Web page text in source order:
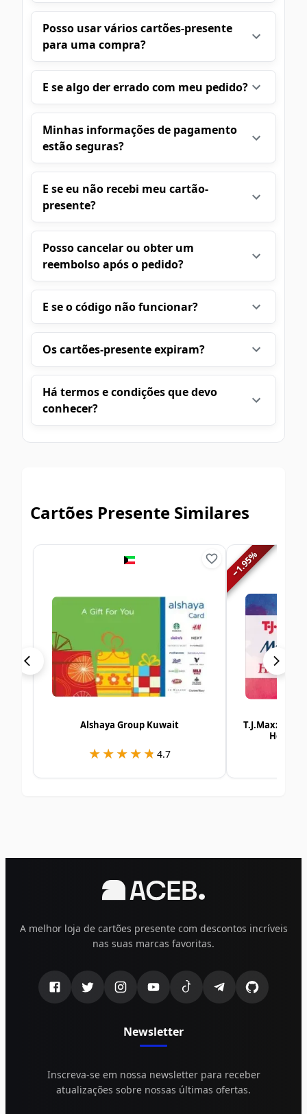
Posso usar vários cartões-presente
para uma compra?
E se algo der errado com meu pedido?
Minhas informações de pagamento
estão seguras?
E se eu não recebi meu cartão-
presente?
Posso cancelar ou obter um
reembolso após o pedido?
E se o código não funcionar?
Os cartões-presente expiram?
Há termos e condições que devo
conhecer?
Cartões Presente Similares
Alshaya Group Kuwait
★★★★★
★★★★★ 4.7
−
1.95
%
T.J.Maxx |
A melhor loja de cartões presente com descontos incríveis
nas suas marcas favoritas.
Newsletter
Inscreva-se em nossa newsletter para receber
atualizações sobre nossas últimas ofertas.